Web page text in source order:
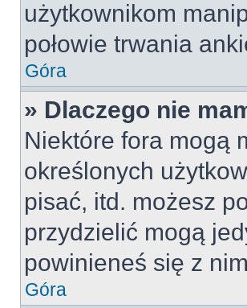
użytkownikom
połowie trwania
Góra
» Dlaczego nie
Niektóre fora mogą
określonych
pisać, itd. możesz
przydzielić mogą
powinieneś się z
Góra